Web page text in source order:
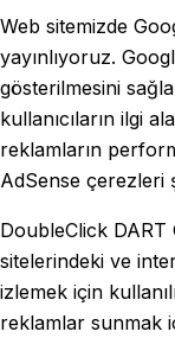
Web sitemizde
yayınlıyoruz.
gösterilmesini
kullanıcıların ilgi
reklamların
AdSense çerezleri
DoubleClick DART
sitelerindeki ve
izlemek için
reklamlar sunmak